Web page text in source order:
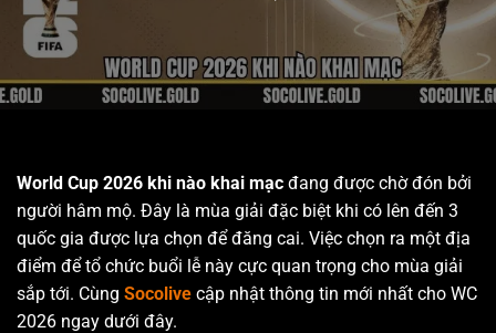
World Cup 2026 khi nào khai mạc đang được chờ đón bởi
người hâm mộ. Đây là mùa giải đặc biệt khi có lên đến 3
quốc gia được lựa chọn để đăng cai. Việc chọn ra một địa
điểm để tổ chức buổi lễ này cực quan trọng cho mùa giải
sắp tới. Cùng Socolive cập nhật thông tin mới nhất cho WC
2026 ngay dưới đây.